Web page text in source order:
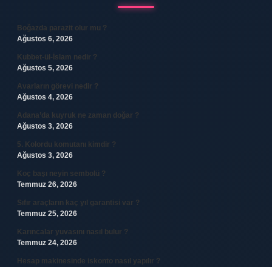
Boğazda parazit olur mu ?
Ağustos 6, 2026
Kubbet-ül-İslam nedir ?
Ağustos 5, 2026
Avarların görevi nedir ?
Ağustos 4, 2026
Adana’da kuyruk ne zaman doğar ?
Ağustos 3, 2026
5. Kolordu komutanı kimdir ?
Ağustos 3, 2026
Koç başı neyin sembolü ?
Temmuz 26, 2026
Sıfır araçların kaç yıl garantisi var ?
Temmuz 25, 2026
Karıncalar yuvasını nasıl bulur ?
Temmuz 24, 2026
Hesap makinesinde iskonto nasıl yapılır ?